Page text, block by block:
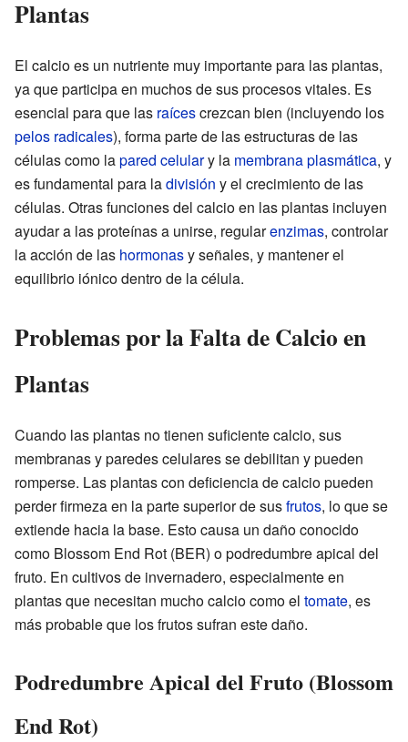
Plantas
El calcio es un nutriente muy importante para las plantas,
ya que participa en muchos de sus procesos vitales. Es
esencial para que las raícescrezcan bien (incluyendo los
pelos radicales), forma parte de las estructuras de las
células como lapared celulary la membrana plasmática, y
es fundamental para ladivisión y el crecimiento de las
células. Otras funciones del calcio en las plantas incluyen
ayudar a las proteínas a unirse, regularenzimas, controlar
la acción de las hormonasy señales, y mantener el
equilibrio iónico dentro de la célula.
Problemas por la Falta de Calcio en
Plantas
Cuando las plantas no tienen suficiente calcio, sus
membranas y paredes celulares se debilitan y pueden
romperse. Las plantas con deficiencia de calcio pueden
perder firmeza en la parte superior de susfrutos, lo que se
extiende hacia la base. Esto causa un daño conocido
como Blossom End Rot (BER) o podredumbre apical del
fruto. En cultivos de invernadero, especialmente en
plantas que necesitan mucho calcio como el tomate, es
más probable que los frutos sufran este daño.
Podredumbre Apical del Fruto (Blossom
End Rot)